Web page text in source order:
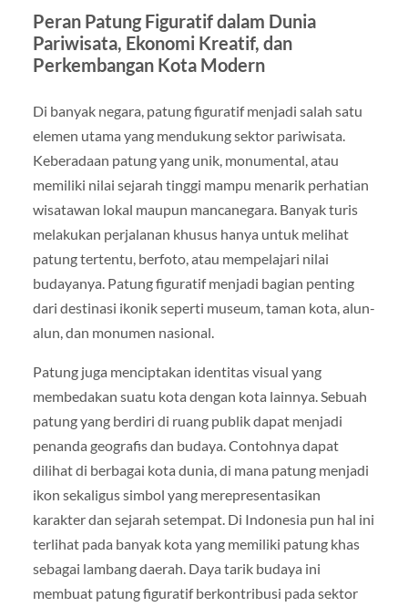
Peran Patung Figuratif dalam Dunia
Pariwisata, Ekonomi Kreatif, dan
Perkembangan Kota Modern
Di banyak negara, patung figuratif menjadi salah satu
elemen utama yang mendukung sektor pariwisata.
Keberadaan patung yang unik, monumental, atau
memiliki nilai sejarah tinggi mampu menarik perhatian
wisatawan lokal maupun mancanegara. Banyak turis
melakukan perjalanan khusus hanya untuk melihat
patung tertentu, berfoto, atau mempelajari nilai
budayanya. Patung figuratif menjadi bagian penting
dari destinasi ikonik seperti museum, taman kota, alun-
alun, dan monumen nasional.
Patung juga menciptakan identitas visual yang
membedakan suatu kota dengan kota lainnya. Sebuah
patung yang berdiri di ruang publik dapat menjadi
penanda geografis dan budaya. Contohnya dapat
dilihat di berbagai kota dunia, di mana patung menjadi
ikon sekaligus simbol yang merepresentasikan
karakter dan sejarah setempat. Di Indonesia pun hal ini
terlihat pada banyak kota yang memiliki patung khas
sebagai lambang daerah. Daya tarik budaya ini
membuat patung figuratif berkontribusi pada sektor